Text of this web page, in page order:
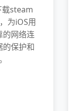
载steam
为iOS用
的网络连
的保护和